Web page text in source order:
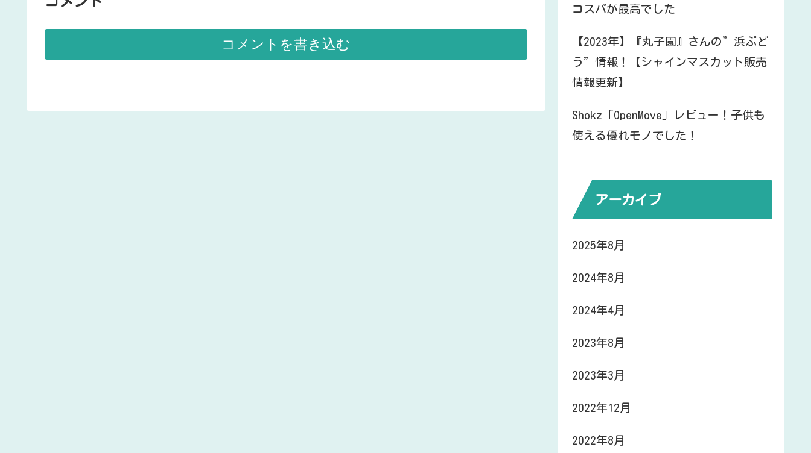
コメントを書き込む
コスパが最高でした
【2023年】『丸子園』さんの”浜ぶど
う”情報！【シャインマスカット販売
情報更新】
Shokz「OpenMove」レビュー！子供も
使える優れモノでした！
アーカイブ
2025年8月
2024年8月
2024年4月
2023年8月
2023年3月
2022年12月
2022年8月